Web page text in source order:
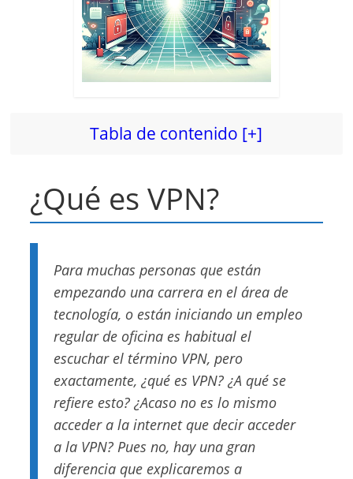
Tabla de contenido [+]
¿Qué es VPN?
Para muchas personas que están
empezando una carrera en el área de
tecnología, o están iniciando un empleo
regular de oficina es habitual el
escuchar el término VPN, pero
exactamente, ¿qué es VPN? ¿A qué se
refiere esto? ¿Acaso no es lo mismo
acceder a la internet que decir acceder
a la VPN? Pues no, hay una gran
diferencia que explicaremos a